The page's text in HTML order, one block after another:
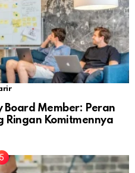
Board Member: Peran
Ringan Komitmennya